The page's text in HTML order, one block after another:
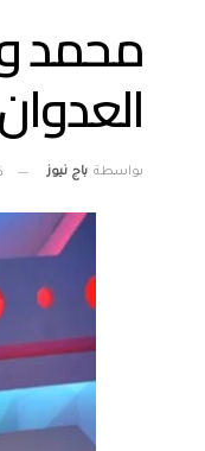
محمد
بواسطة باج نيوز